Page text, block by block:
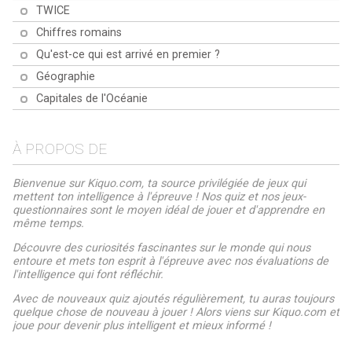
TWICE
Chiffres romains
Qu'est-ce qui est arrivé en premier ?
Géographie
Capitales de l'Océanie
À PROPOS DE
Bienvenue sur Kiquo.com, ta source privilégiée de jeux qui
mettent ton intelligence à l'épreuve ! Nos quiz et nos jeux-
questionnaires sont le moyen idéal de jouer et d'apprendre en
même temps.
Découvre des curiosités fascinantes sur le monde qui nous
entoure et mets ton esprit à l'épreuve avec nos évaluations de
l'intelligence qui font réfléchir.
Avec de nouveaux quiz ajoutés régulièrement, tu auras toujours
quelque chose de nouveau à jouer ! Alors viens sur Kiquo.com et
joue pour devenir plus intelligent et mieux informé !